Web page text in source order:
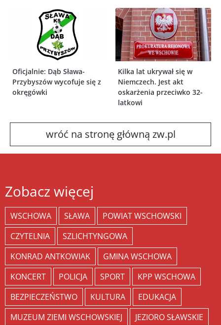
Oficjalnie: Dąb Sława-
Przybyszów wycofuje się z
okręgówki
Kilka lat ukrywał się w
Niemczech. Jest akt
oskarżenia przeciwko 32-
latkowi
wróć na stronę główną zw.pl
Zobacz więcej
WSCHOWA SŁAWA
POWIAT WSCHOWSKI
CZYTELNIA
SZLICHTYNGOWA
KONRAD ANTKOWIAK
GMINA WSCHOWA
KONCERT
POLICJA SPORT
KPP WSCHOWA
BEZPIECZEŃSTWO
KULTURA
EDUKACJA
MUZEUM ZIEMI WSCHOWSKIEJ
JEZIORO SŁAWSKIE